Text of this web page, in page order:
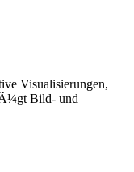
Visualisierungen,
Bild- und